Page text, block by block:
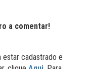
a comentar!
estar cadastrado e